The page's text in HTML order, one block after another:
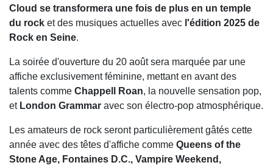
Cloud se transformera une fois de plus en un temple
du rock et des musiques actuelles avec l'édition 2025 de
Rock en Seine.
La soirée d'ouverture du 20 août sera marquée par une
affiche exclusivement féminine, mettant en avant des
talents comme Chappell Roan, la nouvelle sensation pop,
etLondon Grammar avec son électro-pop atmosphérique.
Les amateurs de rock seront particulièrement gâtés cette
année avec des têtes d'affiche comme Queens of the
Stone Age, Fontaines D.C., Vampire Weekend,